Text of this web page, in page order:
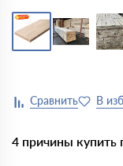
4 причины купить